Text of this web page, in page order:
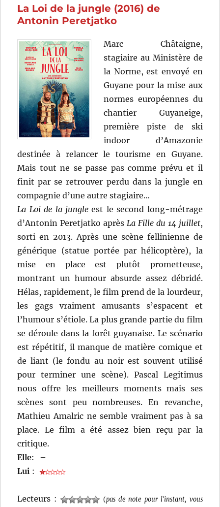
La Loi de la jungle (2016) de
Antonin Peretjatko
Marc Châtaigne,
stagiaire au Ministère de
la Norme, est envoyé en
Guyane pour la mise aux
normes européennes du
chantier Guyaneige,
première piste de ski
indoor d’Amazonie
destinée à relancer le tourisme en Guyane.
Mais tout ne se passe pas comme prévu et il
finit par se retrouver perdu dans la jungle en
compagnie d’une autre stagiaire…
La Loi de la jungle est le second long-métrage
d’Antonin Peretjatko aprèsLa Fille du 14 juillet,
sorti en 2013. Après une scène fellinienne de
générique (statue portée par hélicoptère), la
mise en place est plutôt prometteuse,
montrant un humour absurde assez débridé.
Hélas, rapidement, le film prend de la lourdeur,
les gags vraiment amusants s’espacent et
l’humour s’étiole. La plus grande partie du film
se déroule dans la forêt guyanaise. Le scénario
est répétitif, il manque de matière comique et
de liant (le fondu au noir est souvent utilisé
pour terminer une scène). Pascal Legitimus
nous offre les meilleurs moments mais ses
scènes sont peu nombreuses. En revanche,
Mathieu Amalric ne semble vraiment pas à sa
place. Le film a été assez bien reçu par la
critique.
Elle:
–
Lui :
Lecteurs : (pas de note pour l'instant, vous